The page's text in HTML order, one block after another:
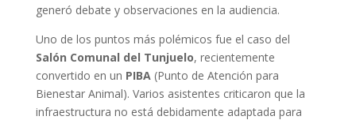
generó debate y observaciones en la audiencia.
Uno de los puntos más polémicos fue el caso del
Salón Comunal del Tunjuelo, recientemente
convertido en un PIBA(Punto de Atención para
Bienestar Animal). Varios asistentes criticaron que la
infraestructura no está debidamente adaptada para